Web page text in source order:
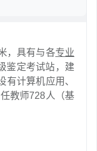
，具有与各专业
鉴定考试站，建
计算机应用、
教师728人（基